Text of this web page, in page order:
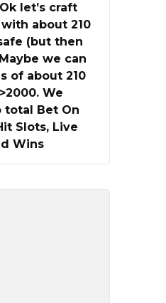
let’s craft
about 210
(but then
we can
of about 210
We
total Bet On
Slots, Live
Wins